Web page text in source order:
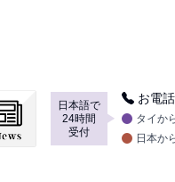
日本語で
24時間
受付
▶
お電
タイか
日本か